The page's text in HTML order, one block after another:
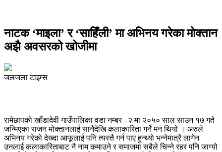
नाटक ‘माइला’ र ‘साहिँली’ मा अभिनय गरेका मोक्तान
अझै अवसरको खोजीमा
जलजला टाइम्स
रामेछापको खाँडादेवी गाउँपालिका वडा नम्बर –२ मा २०५० साल साउन १७ गते
जन्मिएका राजन मोक्तानलाई सानैदेखि कलाकारिता गर्ने मन थियो । अरुले
अभिनय गरेको देख्दा आफूलाई पनि त्यस्तै गर्न पाए हुन्थ्यो भन्नेमात्रै लागेन
उनलाई कलाकारिताबाट नै नाम कमाउने र समाजमा सबैले चिन्ने रहर पनि जाग्यो